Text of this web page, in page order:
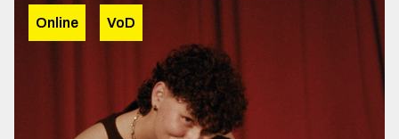
Online VoD